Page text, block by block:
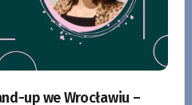
up we Wrocławiu –